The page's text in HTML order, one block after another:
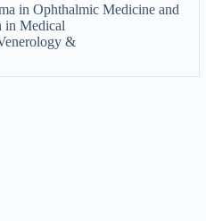
in Ophthalmic Medicine and
in Medical
&